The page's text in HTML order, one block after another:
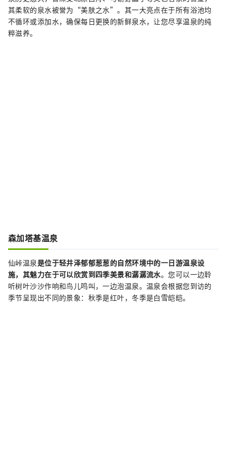
其柔软的泉水被誉为“美肤之水”。其一大亮点在于所有浴池均
不循环或添加水，确保每日更换的新鲜泉水，让您尽享温泉的纯
粹滋养。
森加塔基温泉
仙峠温泉是位于轻井泽郁郁葱葱的自然环境中的一日游温泉设
施，其魅力在于可以欣赏到四季美景和潺潺流水。您可以一边聆
听树叶沙沙作响和鸟儿鸣叫，一边泡温泉。温泉会根据您到访的
季节呈现出不同的景象：秋季是红叶，冬季是白雪皑皑。